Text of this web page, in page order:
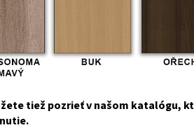
tiež pozrieť v našom katalógu,